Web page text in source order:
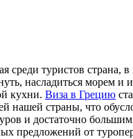
среди туристов страна, в
насладиться морем и
кухни. Виза в Грецию
нашей страны, что
и достаточно большим
предложений от